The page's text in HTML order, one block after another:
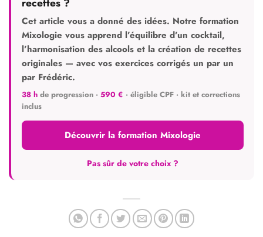
recettes ?
Cet article vous a donné des idées. Notre formation
Mixologie vous apprend l’équilibre d’un cocktail,
l’harmonisation des alcools et la création de recettes
originales — avec vos exercices corrigés un par un
par Frédéric.
38 h de progression · 590 € · éligible CPF · kit et corrections
inclus
Découvrir la formation Mixologie
Pas sûr de votre choix ?